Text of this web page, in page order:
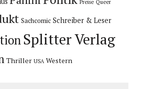
Preise Queer
Sachcomic Schreiber & Leser
Splitter Verlag
Thriller USA Western